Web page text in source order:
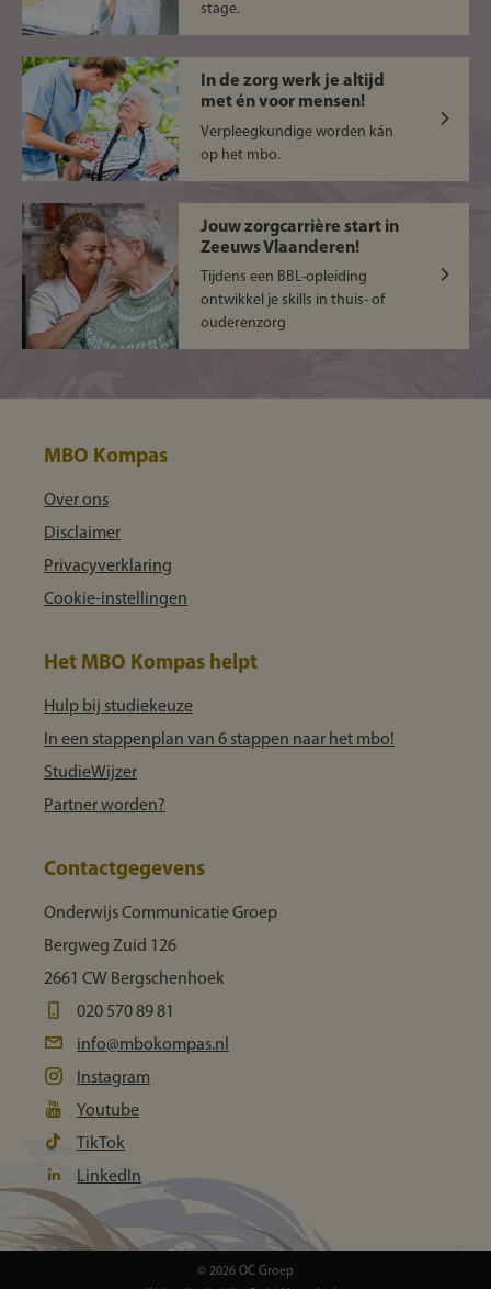
stage.
In de zorg werk je altijd
met én voor mensen!
Verpleegkundige worden kán
op het mbo.
Jouw zorgcarrière start in
Zeeuws Vlaanderen!
Tijdens een BBL-opleiding
ontwikkel je skills in thuis- of
ouderenzorg
MBO Kompas
Over ons
Disclaimer
Privacyverklaring
Cookie-instellingen
Het MBO Kompas helpt
Hulp bij studiekeuze
In een stappenplan van 6 stappen naar het mbo!
StudieWijzer
Partner worden?
Contactgegevens
Onderwijs Communicatie Groep
Bergweg Zuid 126
2661 CW Bergschenhoek
020 570 89 81
info@mbokompas.nl
Instagram
Youtube
TikTok
LinkedIn
© 2026 OC Groep